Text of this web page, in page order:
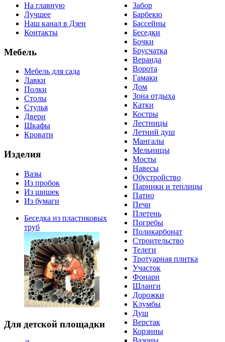
На главную
Лучшее
Наш канал в Дзен
Контакты
Мебель
Мебель для сада
Лавки
Полки
Столы
Стулья
Двери
Шкафы
Кровати
Изделия
Вазы
Из пробок
Из шишек
Из бумаги
Беседка из пластиковых
труб
Для детской площадки
Забор
Барбекю
Бассейны
Беседки
Бочки
Брусчатка
Веранда
Ворота
Гамаки
Дом
Зона отдыха
Катки
Костры
Лестницы
Летний душ
Мангалы
Мельницы
Мосты
Навесы
Обустройство
Парники и теплицы
Патио
Печи
Плетень
Погребы
Поликарбонат
Строительство
Телеги
Тротуарная плитка
Участок
Фонари
Шланги
Дорожки
Клумбы
Душ
Верстак
Корзины
Вазоны